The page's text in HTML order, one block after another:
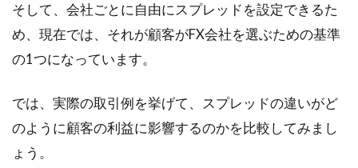
引なのに終値とは？
ネット証券の台頭もあり、株や為替は以前より
と、「終...
そして、会社ごとに自由にスプレッドを設定できるた
め、現在では、それが顧客がFX会社を選ぶための基準
の1つになっています。
では、実際の取引例を挙げて、スプレッドの違いがど
のように顧客の利益に影響するのかを比較してみまし
ょう。